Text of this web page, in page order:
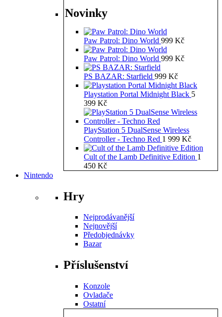
Novinky
Paw Patrol: Dino World 999 Kč
Paw Patrol: Dino World 999 Kč
PS BAZAR: Starfield 999 Kč
Playstation Portal Midnight Black 5
399 Kč
PlayStation 5 DualSense Wireless
Controller - Techno Red 1 999 Kč
Cult of the Lamb Definitive Edition 1
450 Kč
Nintendo
Hry
Nejprodávanější
Nejnovější
Předobjednávky
Bazar
Příslušenství
Konzole
Ovladače
Ostatní